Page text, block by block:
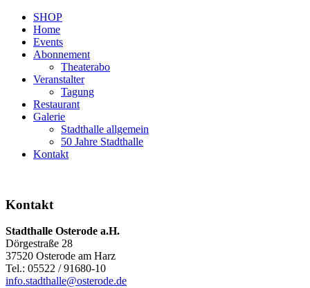
SHOP
Home
Events
Abonnement
Theaterabo
Veranstalter
Tagung
Restaurant
Galerie
Stadthalle allgemein
50 Jahre Stadthalle
Kontakt
Kontakt
Stadthalle Osterode a.H.
Dörgestraße 28
37520 Osterode am Harz
Tel.: 05522 / 91680-10
info.stadthalle@osterode.de